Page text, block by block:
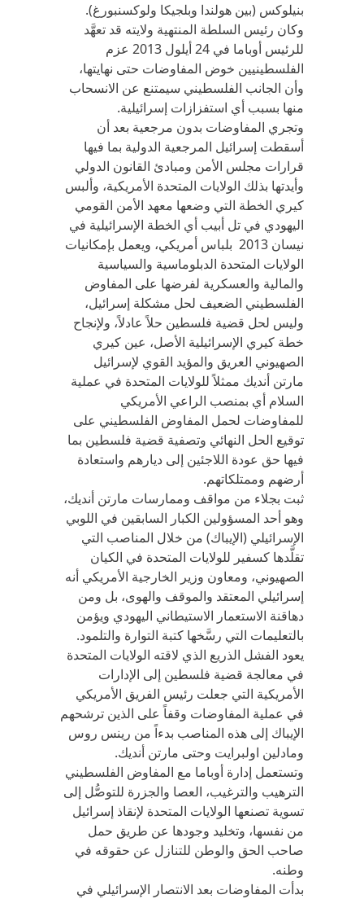
بنيلوكس (بين هولندا وبلجيكا ولوكسنبورغ).
وكان رئيس السلطة المنتهية ولايته قد تعهَّد
للرئيس أوباما في 24 أيلول 2013 عزم
الفلسطينيين خوض المفاوضات حتى نهايتها،
وأن الجانب الفلسطيني سيمتنع عن الانسحاب
منها بسبب أي استفزازات إسرائيلية.
وتجري المفاوضات بدون مرجعية بعد أن
أسقطت إسرائيل المرجعية الدولية بما فيها
قرارات مجلس الأمن ومبادئ القانون الدولي
وأيدتها بذلك الولايات المتحدة الأمريكية، وألبس
كيري الخطة التي وضعها معهد الأمن القومي
اليهودي في تل أبيب أي الخطة الإسرائيلية في
نيسان 2013 بلباس أمريكي، ويعمل بإمكانيات
الولايات المتحدة الدبلوماسية والسياسية
والمالية والعسكرية لفرضها على المفاوض
الفلسطيني الضعيف لحل مشكلة إسرائيل،
وليس لحل قضية فلسطين حلاً عادلاً، ولإنجاح
خطة كيري الإسرائيلية الأصل، عين كيري
الصهيوني العريق والمؤيد القوي لإسرائيل
مارتن أنديك ممثلاً للولايات المتحدة في عملية
السلام أي بمنصب الراعي الأمريكي
للمفاوضات لحمل المفاوض الفلسطيني على
توقيع الحل النهائي وتصفية قضية فلسطين بما
فيها حق عودة اللاجئين إلى ديارهم واستعادة
أرضهم وممتلكاتهم.
ثبت بجلاء من مواقف وممارسات مارتن أنديك،
وهو أحد المسؤولين الكبار السابقين في اللوبي
الإسرائيلي (الإيباك) من خلال المناصب التي
تقلَّدها كسفير للولايات المتحدة في الكيان
الصهيوني، ومعاون وزير الخارجية الأمريكي أنه
إسرائيلي المعتقد والموقف والهوى، بل ومن
دهاقنة الاستعمار الاستيطاني اليهودي ويؤمن
بالتعليمات التي رسَّخها كتبة التوارة والتلمود.
يعود الفشل الذريع الذي لاقته الولايات المتحدة
في معالجة قضية فلسطين إلى الإدارات
الأمريكية التي جعلت رئيس الفريق الأمريكي
في عملية المفاوضات وقفاً على الذين ترشحهم
الإيباك إلى هذه المناصب بدءاً من رينس روس
ومادلين اولبرايت وحتى مارتن أنديك.
وتستعمل إدارة أوباما مع المفاوض الفلسطيني
الترهيب والترغيب، العصا والجزرة للتوصُّل إلى
تسوية تصنعها الولايات المتحدة لإنقاذ إسرائيل
من نفسها، وتخليد وجودها عن طريق حمل
صاحب الحق والوطن للتنازل عن حقوقه في
وطنه.
بدأت المفاوضات بعد الانتصار الإسرائيلي في